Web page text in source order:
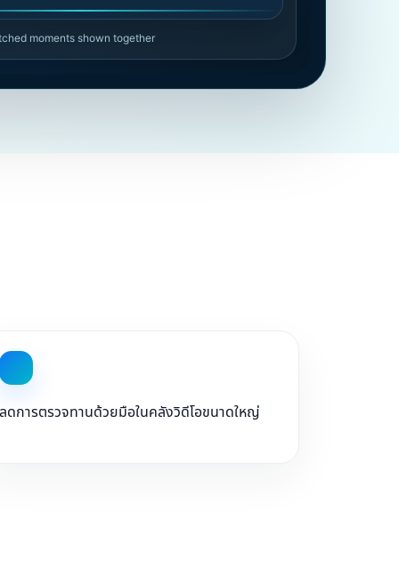
moments shown together
ลดการตรวจทานด้วยมือในคลังวิดีโอขนาดใหญ่